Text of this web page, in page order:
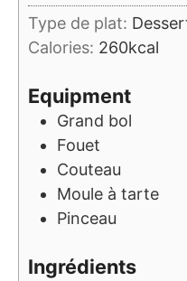
Type de plat:
Calories: 260kcal
Equipment
Grand bol
Fouet
Couteau
Moule à tarte
Pinceau
Ingrédients